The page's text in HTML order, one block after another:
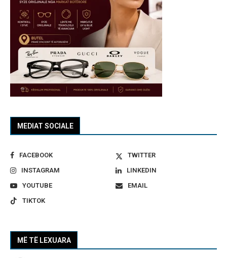
MEDIAT SOCIALE
FACEBOOK
TWITTER
INSTAGRAM
LINKEDIN
YOUTUBE
EMAIL
TIKTOK
MË TË LEXUARA